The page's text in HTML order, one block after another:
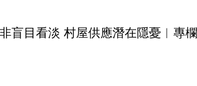
盲目看淡 村屋供應潛在隱憂︳專欄